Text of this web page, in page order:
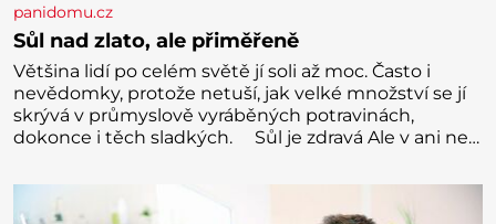
panidomu.cz
Sůl nad zlato, ale přiměřeně
Většina lidí po celém světě jí soli až moc. Často i
nevědomky, protože netuší, jak velké množství se jí
skrývá v průmyslově vyráběných potravinách,
dokonce i těch sladkých. Sůl je zdravá Ale v ani ne
běžné. Její základní složky– sodík a chlór – jsou
zásadní pro správné hospodaření